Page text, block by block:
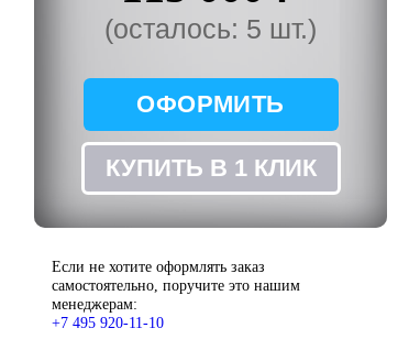
(осталось: 5 шт.)
ОФОРМИТЬ
ЗАКАЗ
КУПИТЬ В 1 КЛИК
Если не хотите оформлять заказ
самостоятельно, поручите это нашим
менеджерам:
+7 495 920-11-10